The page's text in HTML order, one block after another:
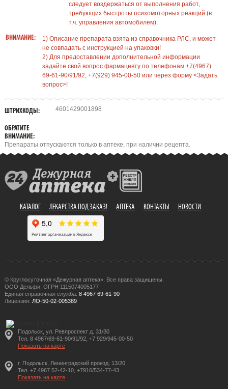
следует воздержаться от выполнения работ,
требующих быстроты психомоторных реакций (в
т.ч. управления автомобилем).
ВНИМАНИЕ:
1) Описание препарата взята из справочника РЛС, и может
не совпадать с инструкцией на упаковки!
2) Для предоставлении дополнительной информации
задайте свой вопрос фармацевту по телефонам +7(4967)
69-61-90/91/92, +7(929) 945-00-50 или через форму <Задать
вопрос>!
ШТРИХКОДЫ: 4601429001898
ОБРАТИТЕ
ВНИМАНИЕ:
Препараты отпускаются только в аптеке, при наличии рецепта.
КАТАЛОГ ЛЕКАРСТВА ПОД ЗАКАЗ! АПТЕКА КОНТАКТЫ НОВОСТИ
© Круглосуточная «Дежурная аптека». Все права защищены.
ООО Дельфи, ОГРН 1115074005177
Единая справочная служба: 8 4967 69-61-90
Лицензия: ЛО-50-02-005389
Подольск, ул. Ревпроспект д. 31/30
Тел. 8 4967/69-61-90/91/92, +7 929/945-00-50
Показать на карте
г. Подольск, Ленинградский проезд, 13/20
Тел. +7 4967 52-42-10, +7916/534-77-43
Показать на карте